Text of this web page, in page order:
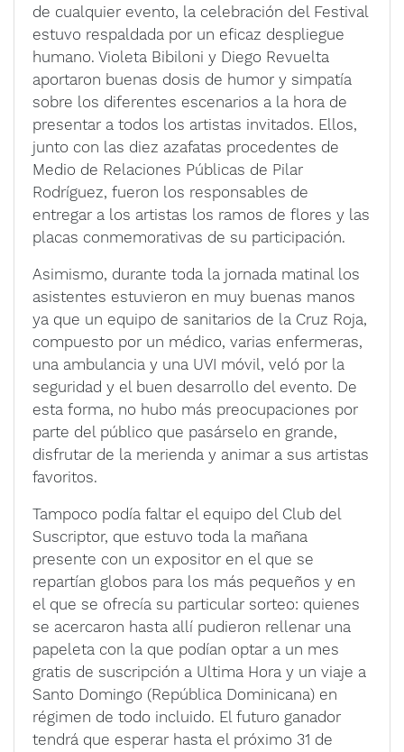
de cualquier evento, la celebración del Festival
estuvo respaldada por un eficaz despliegue
humano. Violeta Bibiloni y Diego Revuelta
aportaron buenas dosis de humor y simpatía
sobre los diferentes escenarios a la hora de
presentar a todos los artistas invitados. Ellos,
junto con las diez azafatas procedentes de
Medio de Relaciones Públicas de Pilar
Rodríguez, fueron los responsables de
entregar a los artistas los ramos de flores y las
placas conmemorativas de su participación.
Asimismo, durante toda la jornada matinal los
asistentes estuvieron en muy buenas manos
ya que un equipo de sanitarios de la Cruz Roja,
compuesto por un médico, varias enfermeras,
una ambulancia y una UVI móvil, veló por la
seguridad y el buen desarrollo del evento. De
esta forma, no hubo más preocupaciones por
parte del público que pasárselo en grande,
disfrutar de la merienda y animar a sus artistas
favoritos.
Tampoco podía faltar el equipo del Club del
Suscriptor, que estuvo toda la mañana
presente con un expositor en el que se
repartían globos para los más pequeños y en
el que se ofrecía su particular sorteo: quienes
se acercaron hasta allí pudieron rellenar una
papeleta con la que podían optar a un mes
gratis de suscripción a Ultima Hora y un viaje a
Santo Domingo (República Dominicana) en
régimen de todo incluido. El futuro ganador
tendrá que esperar hasta el próximo 31 de